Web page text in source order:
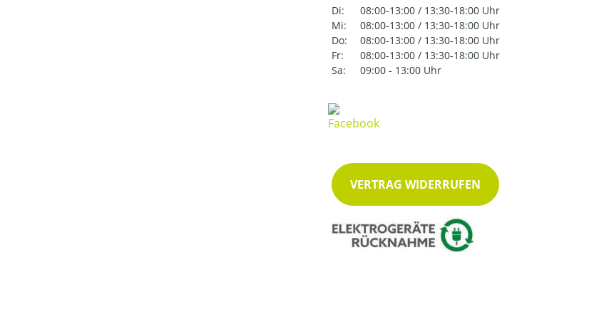
Di:
08:00-13:00 / 13:30-18:00 Uhr
Mi:
08:00-13:00 / 13:30-18:00 Uhr
Do:
08:00-13:00 / 13:30-18:00 Uhr
Fr:
08:00-13:00 / 13:30-18:00 Uhr
Sa:
09:00 - 13:00 Uhr
VERTRAG WIDERRUFEN